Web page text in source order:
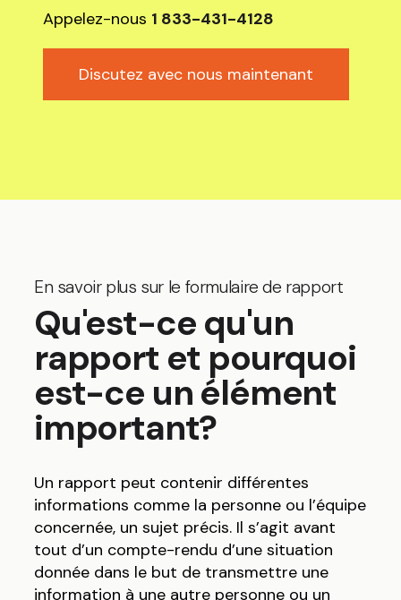
Appelez-nous 1 833-431-4128
Discutez avec nous maintenant
En savoir plus sur le formulaire de rapport
Qu'est-ce qu'un
rapport et pourquoi
est-ce un élément
important?
Un rapport peut contenir différentes
informations comme la personne ou l’équipe
concernée, un sujet précis. Il s’agit avant
tout d’un compte-rendu d’une situation
donnée dans le but de transmettre une
information à une autre personne ou un